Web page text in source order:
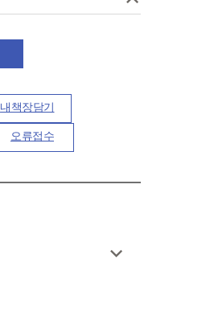
내책장담기
오류접수